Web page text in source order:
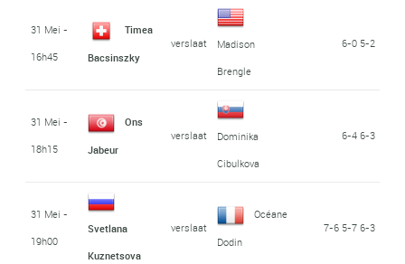
31 Mei -
16h45
Timea
Bacsinszky
verslaat
Madison
Brengle
6-0 5-2
31 Mei -
18h15
Ons
Jabeur
verslaat
Dominika
Cibulkova
6-4 6-3
31 Mei -
19h00
Svetlana
Kuznetsova
verslaat
Océane
Dodin
7-6 5-7 6-3